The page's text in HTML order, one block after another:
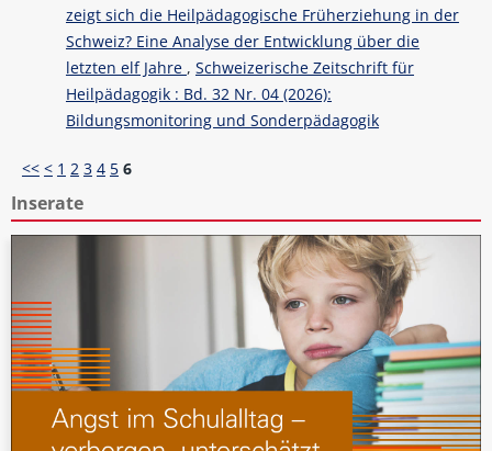
zeigt sich die Heilpädagogische Früherziehung in der
Schweiz? Eine Analyse der Entwicklung über die
letzten elf Jahre , Schweizerische Zeitschrift für
Heilpädagogik : Bd. 32 Nr. 04 (2026):
Bildungsmonitoring und Sonderpädagogik
<< < 1 2 3 4 5 6
Inserate